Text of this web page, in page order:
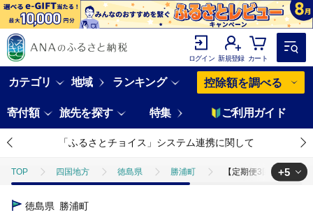
ログイン 新規登録 カート
カテゴリ 地域 ランキング 控除額を調べる
寄付額 旅先を探す 特集 ご利用ガイド
「ふるさとチョイス」システム連携に関して
TOP 四国地方 徳島県 勝浦町 【定期便3回】バリス
TOP
+5
徳島県 勝浦町